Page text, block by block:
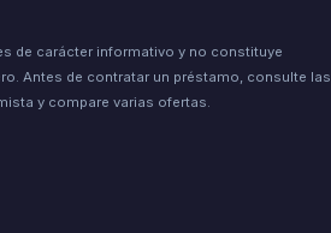
de carácter informativo y no constituye
Antes de contratar un préstamo, consulte las
y compare varias ofertas.